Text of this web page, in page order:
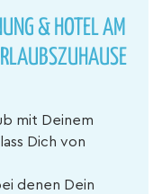
& HOTEL AM
mit Deinem
Dich von
denen Dein